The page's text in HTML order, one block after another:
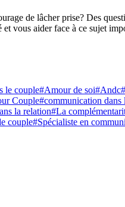
de lâcher prise? Des
vous aider face à ce sujet
le couple#Amour de soi#Andc
Couple#communication dans
la relation#La
couple#Spécialiste en